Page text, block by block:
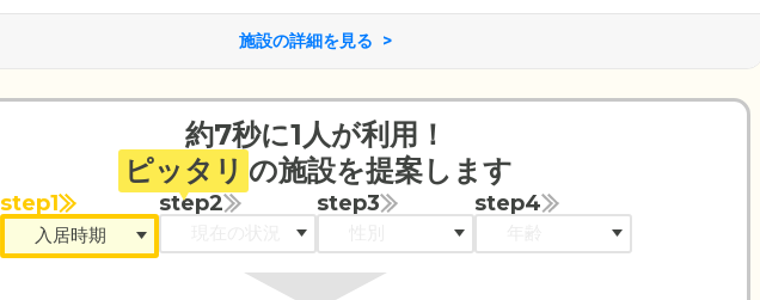
施設の詳細を見る
約7秒に1人が利用！
ピッタリ の施設を提案します
step1 step2 step3 step4